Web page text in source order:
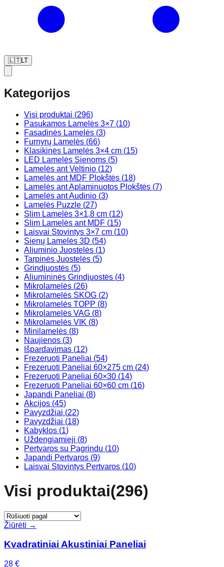
🇱🇹LT
Kategorijos
Visi produktai (296)
Pasukamos Lamelės 3×7 (10)
Fasadinės Lamelės (3)
Furnyrų Lamelės (66)
Klasikinės Lamelės 3×4 cm (15)
LED Lamelės Sienoms (5)
Lamelės ant Veltinio (12)
Lamelės ant MDF Plokštės (18)
Lamelės ant Aplaminuotos Plokštės (7)
Lamelės ant Audinio (3)
Lamelės Puzzle (27)
Slim Lamelės 3×1,8 cm (12)
Slim Lamelės ant MDF (15)
Laisvai Stovintys 3×7 cm (10)
Sienų Lamelės 3D (54)
Aliuminio Juostelės (1)
Tarpinės Juostelės (5)
Grindjuostės (5)
Aliumininės Grindjuostės (4)
Mikrolamelės (26)
Mikrolamelės SKOG (2)
Mikrolamelės TOPP (8)
Mikrolamelės VAG (8)
Mikrolamelės VIK (8)
Minilamelės (8)
Naujienos (3)
Išpardavimas (12)
Frezeruoti Paneliai (54)
Frezeruoti Paneliai 60×275 cm (24)
Frezeruoti Paneliai 60×30 (14)
Frezeruoti Paneliai 60×60 cm (16)
Japandi Paneliai (8)
Akcijos (45)
Pavyzdžiai (22)
Pavyzdžiai (18)
Kabyklos (1)
Uždengiamieji (8)
Pertvaros su Pagrindu (10)
Japandi Pertvaros (9)
Laisvai Stovintys Pertvaros (10)
Visi produktai(296)
Žiūrėti →
Kvadratiniai Akustiniai Paneliai
28 €